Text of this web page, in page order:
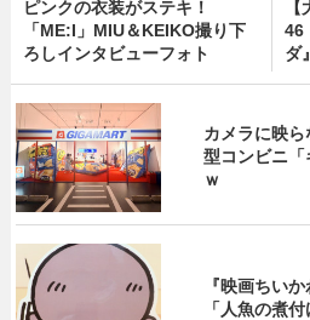
ピンクの衣装がステキ！
「ME:I」MIU＆KEIKO撮り下
ろしインタビューフォト
46
ダ
カメラに映
型コンビニ
ｗ
『映画ちい
「人魚の煮